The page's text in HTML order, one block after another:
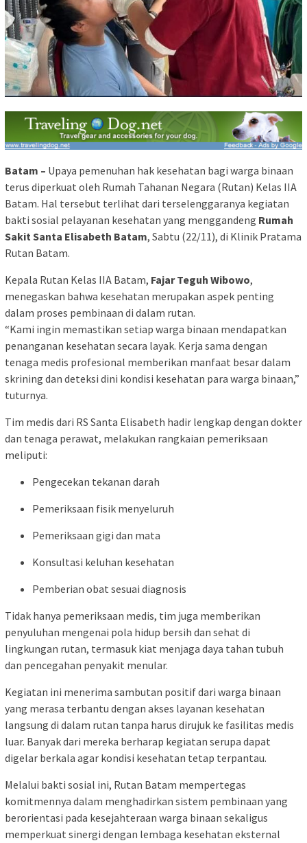
Batam – Upaya pemenuhan hak kesehatan bagi warga binaan
terus diperkuat oleh Rumah Tahanan Negara (Rutan) Kelas IIA
Batam. Hal tersebut terlihat dari terselenggaranya kegiatan
bakti sosial pelayanan kesehatan yang menggandeng Rumah
Sakit Santa Elisabeth Batam, Sabtu (22/11), di Klinik Pratama
Rutan Batam.
Kepala Rutan Kelas IIA Batam, Fajar Teguh Wibowo,
menegaskan bahwa kesehatan merupakan aspek penting
dalam proses pembinaan di dalam rutan.
“Kami ingin memastikan setiap warga binaan mendapatkan
penanganan kesehatan secara layak. Kerja sama dengan
tenaga medis profesional memberikan manfaat besar dalam
skrining dan deteksi dini kondisi kesehatan para warga binaan,”
tuturnya.
Tim medis dari RS Santa Elisabeth hadir lengkap dengan dokter
dan tenaga perawat, melakukan rangkaian pemeriksaan
meliputi:
Pengecekan tekanan darah
Pemeriksaan fisik menyeluruh
Pemeriksaan gigi dan mata
Konsultasi keluhan kesehatan
Pemberian obat sesuai diagnosis
Tidak hanya pemeriksaan medis, tim juga memberikan
penyuluhan mengenai pola hidup bersih dan sehat di
lingkungan rutan, termasuk kiat menjaga daya tahan tubuh
dan pencegahan penyakit menular.
Kegiatan ini menerima sambutan positif dari warga binaan
yang merasa terbantu dengan akses layanan kesehatan
langsung di dalam rutan tanpa harus dirujuk ke fasilitas medis
luar. Banyak dari mereka berharap kegiatan serupa dapat
digelar berkala agar kondisi kesehatan tetap terpantau.
Melalui bakti sosial ini, Rutan Batam mempertegas
komitmennya dalam menghadirkan sistem pembinaan yang
berorientasi pada kesejahteraan warga binaan sekaligus
memperkuat sinergi dengan lembaga kesehatan eksternal